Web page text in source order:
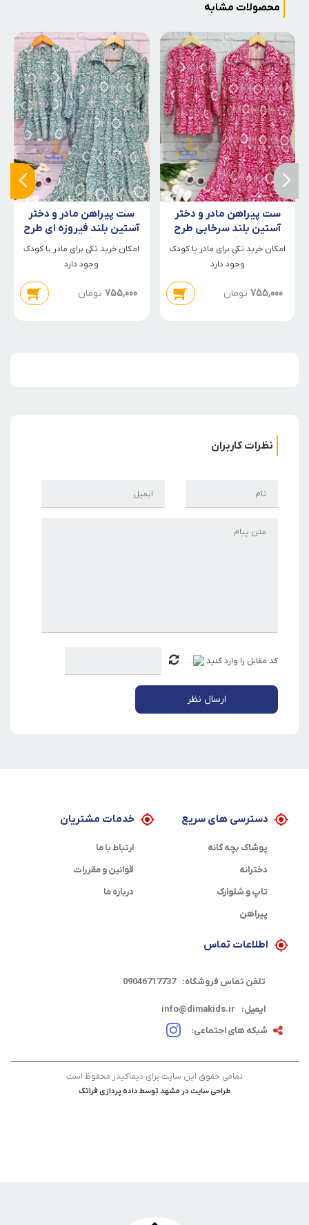
محصولات مشابه
ست پیراهن مادر و دختر
آستین بلند سرخابی طرح
گلاره
امکان خرید تکی برای مادر یا کودک
وجود دارد
755,000 تومان
ست پیراهن مادر و دختر
آستین بلند فیروزه ای طرح
گلاره
امکان خرید تکی برای مادر یا کودک
وجود دارد
755,000 تومان
نظرات کاربران
کد مقابل را وارد کنید
ارسال نظر
دسترسی های سریع
پوشاک بچه گانه
دخترانه
تاپ و شلوارک
پیراهن
خدمات مشتریان
ارتباط با ما
قوانین و مقررات
درباره ما
اطلاعات تماس
تلفن تماس فروشگاه: 09046717737
ایمیل:
info@dimakids.ir
شبکه های اجتماعی:
تمامی حقوق این سایت برای دیماکیدز محفوظ است
طراحی سایت در مشهد توسط داده پردازی فراتک